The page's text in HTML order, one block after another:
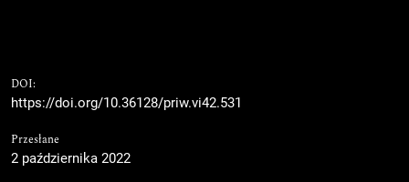
DOI:
https://doi.org/10.36128/priw.vi42.531
Przesłane
2 października 2022